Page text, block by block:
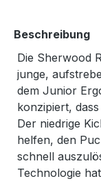
Beschreibung
Die Sherwood
junge,
dem Junior
konzipiert,
Der niedrige
helfen, den
schnell
Technologie